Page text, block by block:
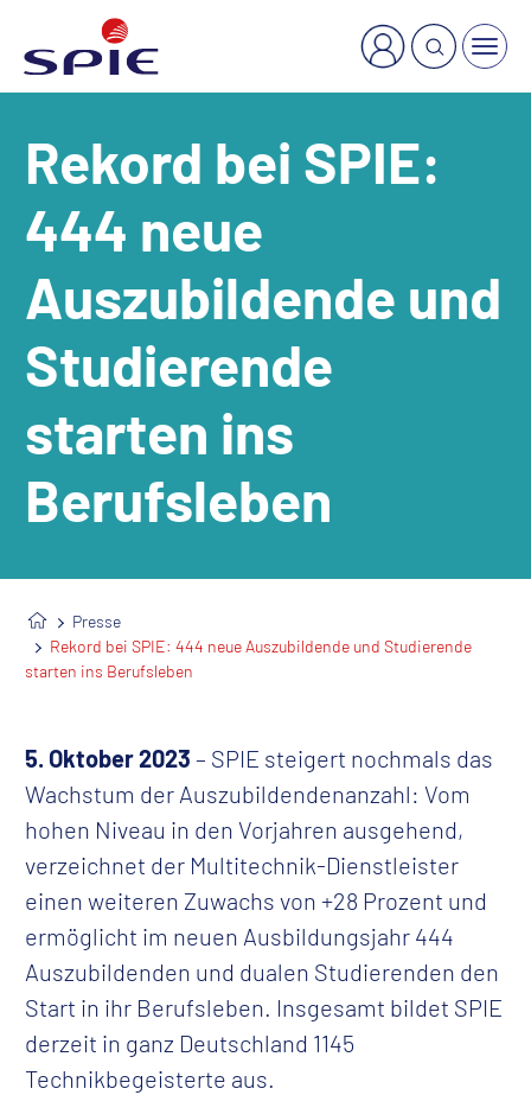
Rekord bei SPIE:
444 neue
Auszubildende und
Studierende
starten ins
Berufsleben
Presse
Rekord bei SPIE: 444 neue Auszubildende und Studierende
starten ins Berufsleben
5. Oktober 2023 – SPIE steigert nochmals das
Wachstum der Auszubildendenanzahl: Vom
hohen Niveau in den Vorjahren ausgehend,
verzeichnet der Multitechnik-Dienstleister
einen weiteren Zuwachs von +28 Prozent und
ermöglicht im neuen Ausbildungsjahr 444
Auszubildenden und dualen Studierenden den
Start in ihr Berufsleben. Insgesamt bildet SPIE
derzeit in ganz Deutschland 1145
Technikbegeisterte aus.